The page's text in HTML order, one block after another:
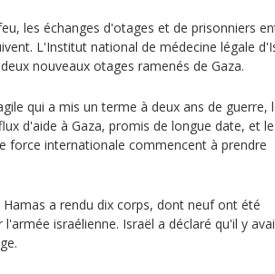
les échanges d'otages et de prisonniers
L'Institut national de médecine légale
nouveaux otages ramenés de Gaza.
qui a mis un terme à deux ans de guerre,
d'aide à Gaza, promis de longue date, et
force internationale commencent à prendre
a rendu dix corps, dont neuf ont été
israélienne. Israël a déclaré qu'il y